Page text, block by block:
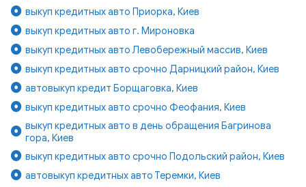
выкуп кредитных авто Приорка, Киев
выкуп кредитных авто г. Мироновка
выкуп кредитных авто Левобережный массив, Киев
выкуп кредитных авто срочно Дарницкий район, Киев
автовыкуп кредит Борщаговка, Киев
выкуп кредитных авто срочно Феофания, Киев
выкуп кредитных авто в день обращения Багринова
гора, Киев
выкуп кредитных авто срочно Подольский район, Киев
автовыкуп кредитных авто Теремки, Киев